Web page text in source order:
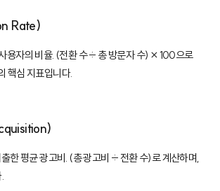
Rate)
용자의 비율. (전환 수 ÷ 총 방문자 수) × 100으로
핵심 지표입니다.
한 평균 광고비. (총 광고비 ÷ 전환 수)로 계산하며,